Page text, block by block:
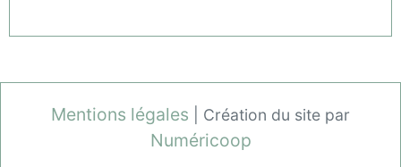
Mentions légales | Création du site par
Numéricoop